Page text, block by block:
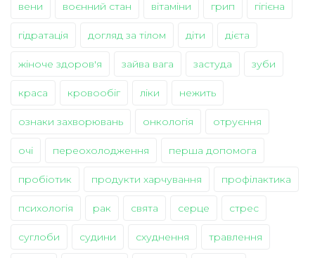
вени воєнний стан вітаміни грип гігієна
гідратація догляд за тілом діти дієта
жіноче здоров'я зайва вага застуда зуби
краса кровообіг ліки нежить
ознаки захворювань онкологія отруєння
очі переохолодження перша допомога
пробіотик продукти харчування профілактика
психологія рак свята серце стрес
суглоби судини схуднення травлення